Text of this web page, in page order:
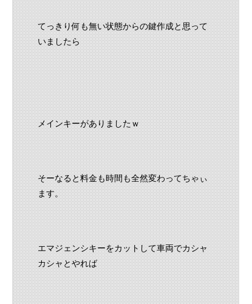
てっきり何も無い状態からの鍵作成と思って
いましたら
メインキーがありましたｗ
そーなると料金も時間も全然変わってちゃぃ
ます。
エマジェンシキーをカットして車両でカシャ
カシャとやれば